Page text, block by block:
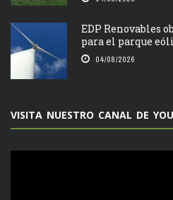
EDP Renovables
para el parque
04/08/2026
VISITA NUESTRO CANAL DE